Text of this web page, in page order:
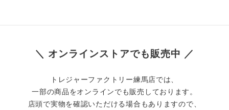
＼ オンラインストアでも販売中 ／
トレジャーファクトリー練馬店では、
一部の商品をオンラインでも販売しております。
店頭で実物を確認いただける場合もありますので、